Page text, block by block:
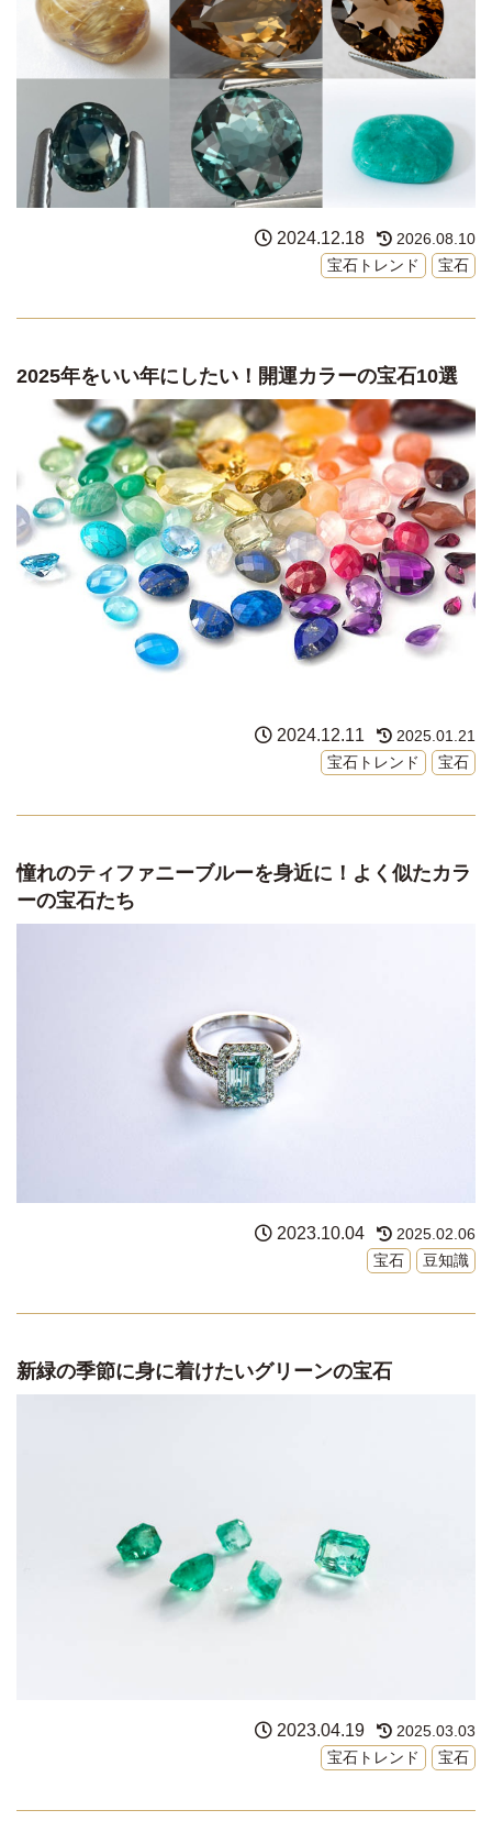
2024.12.18
2026.08.10
宝石トレンド
宝石
2025年をいい年にしたい！開運カラーの宝石10選
2024.12.11
2025.01.21
宝石トレンド
宝石
憧れのティファニーブルーを身近に！よく似たカラ
ーの宝石たち
2023.10.04
2025.02.06
宝石
豆知識
新緑の季節に身に着けたいグリーンの宝石
2023.04.19
2025.03.03
宝石トレンド
宝石